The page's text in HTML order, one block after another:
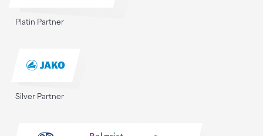
Platin Partner
Silver Partner